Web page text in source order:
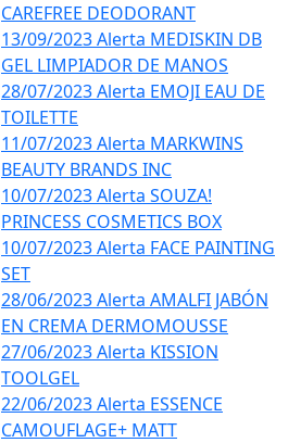
CAREFREE DEODORANT
13/09/2023 Alerta MEDISKIN DB
GEL LIMPIADOR DE MANOS
28/07/2023 Alerta EMOJI EAU DE
TOILETTE
11/07/2023 Alerta MARKWINS
BEAUTY BRANDS INC
10/07/2023 Alerta SOUZA!
PRINCESS COSMETICS BOX
10/07/2023 Alerta FACE PAINTING
SET
28/06/2023 Alerta AMALFI JABÓN
EN CREMA DERMOMOUSSE
27/06/2023 Alerta KISSION
TOOLGEL
22/06/2023 Alerta ESSENCE
CAMOUFLAGE+ MATT